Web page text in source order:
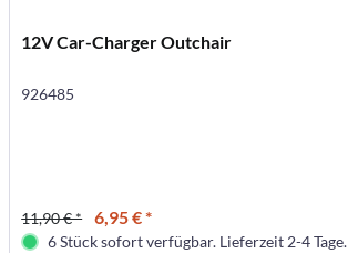
12V Car-Charger Outchair
926485
11,90 € * 6,95 € *
6 Stück sofort verfügbar. Lieferzeit 2-4 Tage.